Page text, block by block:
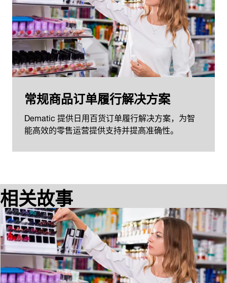
常规商品订单履行解决方案
Dematic 提供日用百货订单履行解决方案，为智
能高效的零售运营提供支持并提高准确性。
相关故事